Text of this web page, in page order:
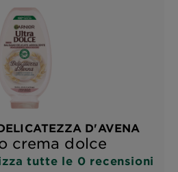
D'AVENA
crema dolce
tutte le 0 recensioni